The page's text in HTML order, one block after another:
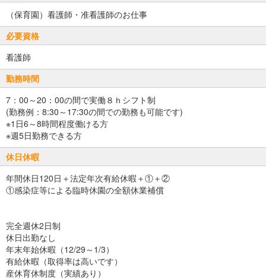
（保育園）看護師・准看護師のお仕事
必要資格
看護師
勤務時間
7：00～20：00の間で実働８ｈシフト制
(勤務例：8:30～17:30の間での勤務も可能です)
※1日6～8時間程度働ける方
※週5日勤務できる方
休日休暇
年間休日120日＋法定年次有給休暇＋①＋②
①感染症等による臨時休園の全額休業補償
完全週休2日制
休日出勤なし
年末年始休暇（12/29～1/3）
有給休暇（取得率は高いです）
産休育休制度（実績あり）